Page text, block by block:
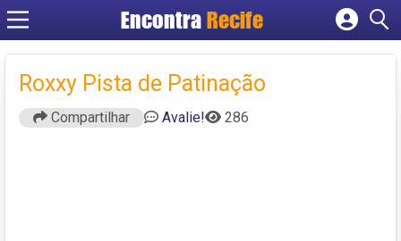
Encontra Recife
Cadastrar empresa
Fazer login
Criar conta
Roxxy Pista de Patinação
Compartilhar Avalie! 286